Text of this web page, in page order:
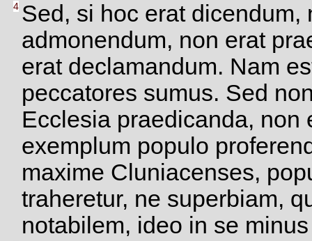
4 Sed, si hoc erat
admonendum, non erat
erat declamandum. Nam
peccatores sumus. Sed
Ecclesia praedicanda, non
exemplum populo
maxime Cluniacenses,
traheretur, ne superbiam,
notabilem, ideo in se